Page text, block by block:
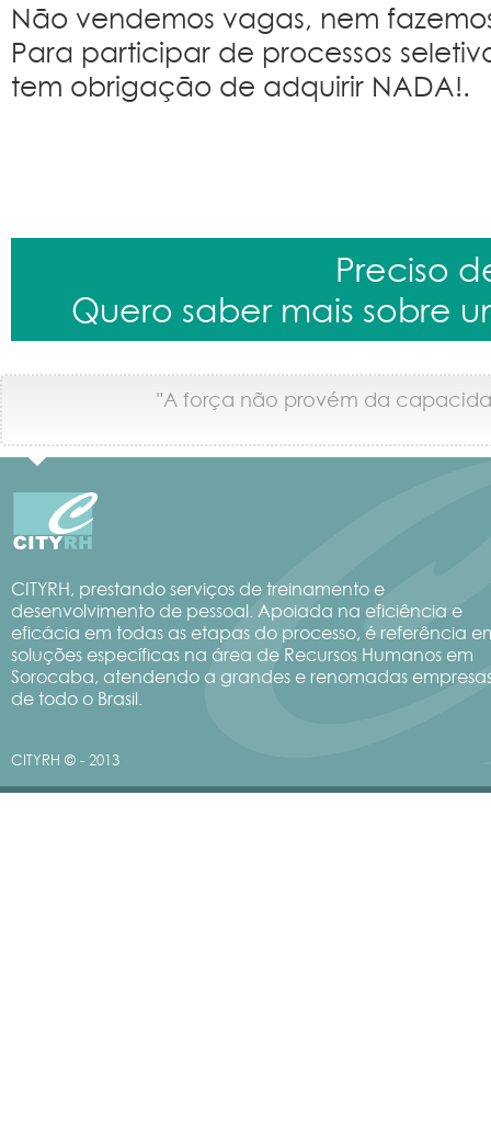
Não vendemos vagas, nem
Para participar de processos
tem obrigação de adquirir NADA!.
Preciso
Quero saber mais sobre
"A força não provém da
CITYRH, prestando serviços de treinamento e
desenvolvimento de pessoal. Apoiada na eficiência e
eficácia em todas as etapas do processo, é referência
soluções específicas na área de Recursos Humanos em
Sorocaba, atendendo a grandes e renomadas
de todo o Brasil.
CITYRH © - 2013